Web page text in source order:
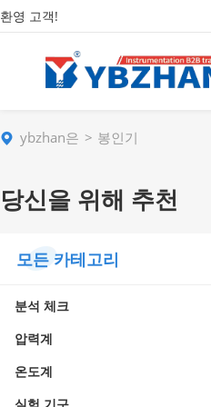
환영 고객!
ybzhan은 봉인기
당신을 위해 추천
모든 카테고리
분석 체크
압력계
온도계